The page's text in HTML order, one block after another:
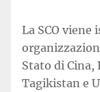
La SCO viene
Stato di Cina,
Tagikistan e